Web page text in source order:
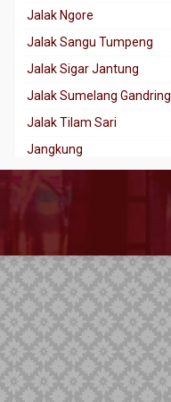
Jalak Ngore
Jalak Sangu Tumpeng
Jalak Sigar Jantung
Jalak Sumelang Gandring
Jalak Tilam Sari
Jangkung
Jaran Goyang
Kala Nadhah
Karno Tanding
Kebo Kantong
Kebo Lajer
Keris Tindih
Kinatah
Minyak Keris